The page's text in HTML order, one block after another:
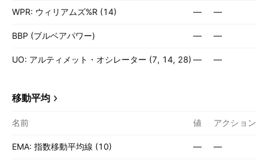
WPR: ウィリアムズ%R (14) — —
BBP (ブルベアパワー) — —
UO: アルティメット・オシレーター (7, 14, 28) — —
移動平均
名前 値 アクション
EMA: 指数移動平均線 (10) — —